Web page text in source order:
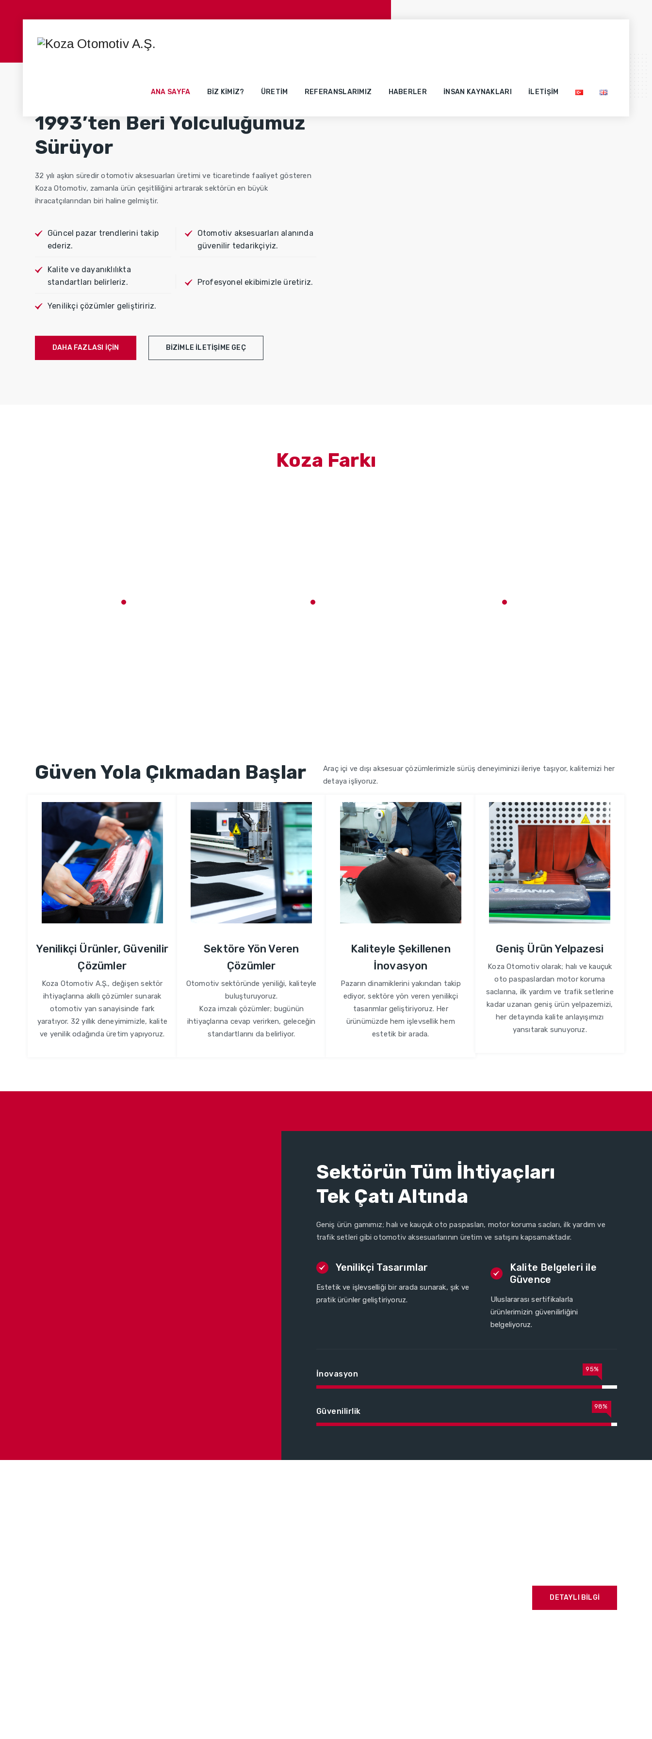
ANA SAYFA BIZ KIMIZ? ÜRETIM REFERANSLARIMIZ HABERLER İNSAN KAYNAKLARI İLETIŞIM
1993’ten Beri Yolculuğumuz
Sürüyor
32 yılı aşkın süredir otomotiv aksesuarları üretimi ve ticaretinde faaliyet gösteren
Koza Otomotiv, zamanla ürün çeşitliliğini artırarak sektörün en büyük
ihracatçılarından biri haline gelmiştir.
Güncel pazar trendlerini takip
ederiz.
Otomotiv aksesuarları alanında
güvenilir tedarikçiyiz.
Kalite ve dayanıklılıkta
standartları belirleriz.
Profesyonel ekibimizle üretiriz.
Yenilikçi çözümler geliştiririz.
DAHA FAZLASI IÇIN BIZIMLE ILETIŞIME GEÇ
Koza Farkı
Güven Yola Çıkmadan Başlar
Araç içi ve dışı aksesuar çözümlerimizle sürüş deneyiminizi ileriye taşıyor, kalitemizi her
detaya işliyoruz.
Yenilikçi Ürünler, Güvenilir
Çözümler
Koza Otomotiv A.Ş., değişen sektör
ihtiyaçlarına akıllı çözümler sunarak
otomotiv yan sanayisinde fark
yaratıyor. 32 yıllık deneyimimizle, kalite
ve yenilik odağında üretim yapıyoruz.
Sektöre Yön Veren
Çözümler
Otomotiv sektöründe yeniliği, kaliteyle
buluşturuyoruz.
Koza imzalı çözümler; bugünün
ihtiyaçlarına cevap verirken, geleceğin
standartlarını da belirliyor.
Kaliteyle Şekillenen
İnovasyon
Pazarın dinamiklerini yakından takip
ediyor, sektöre yön veren yenilikçi
tasarımlar geliştiriyoruz. Her
ürünümüzde hem işlevsellik hem
estetik bir arada.
Geniş Ürün Yelpazesi
Koza Otomotiv olarak; halı ve kauçuk
oto paspaslardan motor koruma
saclarına, ilk yardım ve trafik setlerine
kadar uzanan geniş ürün yelpazemizi,
her detayında kalite anlayışımızı
yansıtarak sunuyoruz.
Sektörün Tüm İhtiyaçları
Tek Çatı Altında
Geniş ürün gamımız; halı ve kauçuk oto paspasları, motor koruma sacları, ilk yardım ve
trafik setleri gibi otomotiv aksesuarlarının üretim ve satışını kapsamaktadır.
Yenilikçi Tasarımlar
Estetik ve işlevselliği bir arada sunarak, şık ve
pratik ürünler geliştiriyoruz.
Kalite Belgeleri ile
Güvence
Uluslararası sertifikalarla
ürünlerimizin güvenilirliğini
belgeliyoruz.
İnovasyon
95%
Güvenilirlik
98%
DETAYLI BILGI